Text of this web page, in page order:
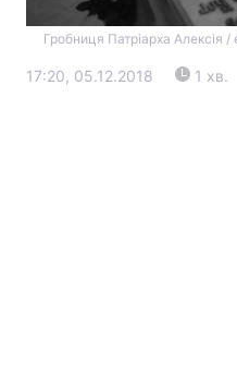
Гробниця Патріарха Алексія /
17:20, 05.12.2018 1 хв.